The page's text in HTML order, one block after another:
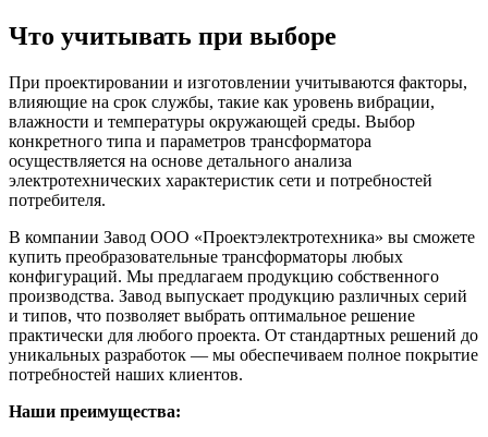
Что учитывать при выборе
При проектировании и изготовлении учитываются факторы,
влияющие на срок службы, такие как уровень вибрации,
влажности и температуры окружающей среды. Выбор
конкретного типа и параметров трансформатора
осуществляется на основе детального анализа
электротехнических характеристик сети и потребностей
потребителя.
В компании Завод ООО «Проектэлектротехника» вы сможете
купить преобразовательные трансформаторы любых
конфигураций. Мы предлагаем продукцию собственного
производства. Завод выпускает продукцию различных серий
и типов, что позволяет выбрать оптимальное решение
практически для любого проекта. От стандартных решений до
уникальных разработок — мы обеспечиваем полное покрытие
потребностей наших клиентов.
Наши преимущества: